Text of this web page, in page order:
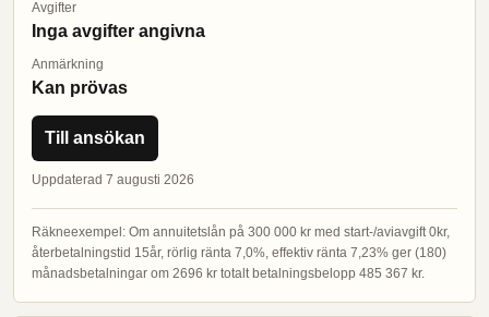
Avgifter
Inga avgifter angivna
Anmärkning
Kan prövas
Till ansökan
Uppdaterad 7 augusti 2026
Räkneexempel: Om annuitetslån på 300 000 kr med start-/aviavgift 0kr,
återbetalningstid 15år, rörlig ränta 7,0%, effektiv ränta 7,23% ger (180)
månadsbetalningar om 2696 kr totalt betalningsbelopp 485 367 kr.